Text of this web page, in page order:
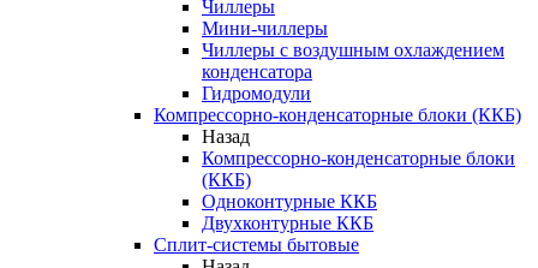
Чиллеры
Мини-чиллеры
Чиллеры с воздушным охлаждением
конденсатора
Гидромодули
Компрессорно-конденсаторные блоки (ККБ)
Назад
Компрессорно-конденсаторные блоки
(ККБ)
Одноконтурные ККБ
Двухконтурные ККБ
Сплит-системы бытовые